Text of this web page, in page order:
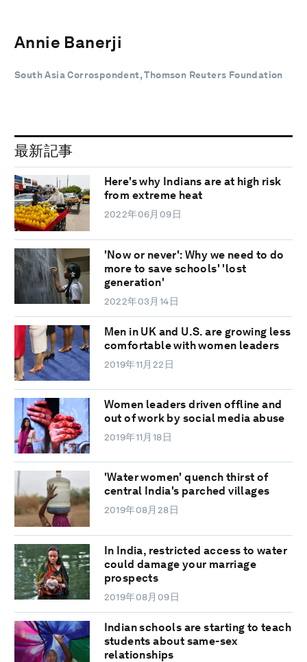
Annie Banerji
South Asia Corrospondent, Thomson Reuters Foundation
最新記事
Here's why Indians are at high risk
from extreme heat
2022年06月09日
'Now or never': Why we need to do
more to save schools' 'lost
generation'
2022年03月14日
Men in UK and U.S. are growing less
comfortable with women leaders
2019年11月22日
Women leaders driven offline and
out of work by social media abuse
2019年11月18日
'Water women' quench thirst of
central India's parched villages
2019年08月28日
In India, restricted access to water
could damage your marriage
prospects
2019年08月09日
Indian schools are starting to teach
students about same-sex
relationships